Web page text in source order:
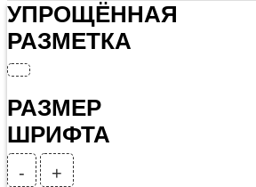
УПРОЩЁННАЯ
РАЗМЕТКА
РАЗМЕР
ШРИФТА
- +